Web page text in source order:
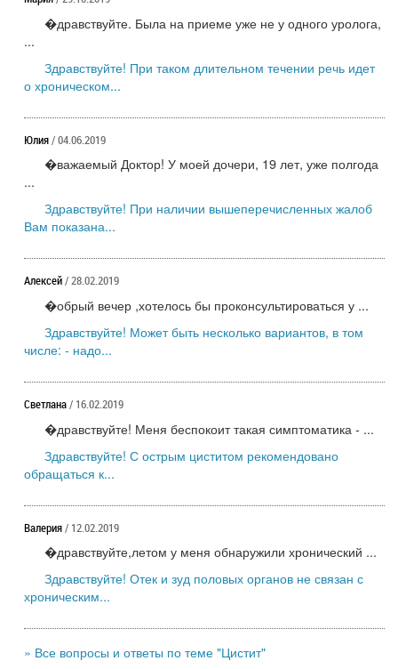
�дравствуйте. Была на приеме уже не у одного уролога,
...
Здравствуйте! При таком длительном течении речь идет
о хроническом...
Юлия/ 04.06.2019
�важаемый Доктор! У моей дочери, 19 лет, уже полгода
...
Здравствуйте! При наличии вышеперечисленных жалоб
Вам показана...
Алексей/ 28.02.2019
�обрый вечер ,хотелось бы проконсультироваться у ...
Здравствуйте! Может быть несколько вариантов, в том
числе: - надо...
Светлана/ 16.02.2019
�дравствуйте! Меня беспокоит такая симптоматика - ...
Здравствуйте! С острым циститом рекомендовано
обращаться к...
Валерия/ 12.02.2019
�дравствуйте,летом у меня обнаружили хронический ...
Здравствуйте! Отек и зуд половых органов не связан с
хроническим...
» Все вопросы и ответы по теме "Цистит"